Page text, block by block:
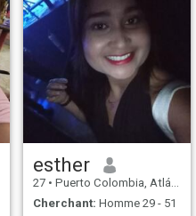
esther
27 • Puerto Colombia, Atlántico, Colombie
Cherchant: Homme 29 - 51